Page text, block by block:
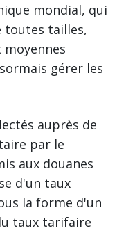
mondial, qui
toutes tailles,
gérer les
auprès de
par le
aux douanes
d'un taux
la forme d'un
taux tarifaire